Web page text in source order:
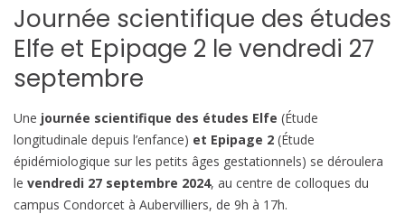
Journée scientifique des études
Elfe et Epipage 2 le vendredi 27
septembre
Une journée scientifique des études Elfe (Étude
longitudinale depuis l’enfance) et Epipage 2 (Étude
épidémiologique sur les petits âges gestationnels) se déroulera
le vendredi 27 septembre 2024, au centre de colloques du
campus Condorcet à Aubervilliers, de 9h à 17h.